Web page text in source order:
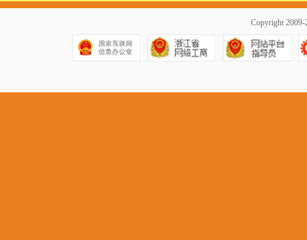
Copyright